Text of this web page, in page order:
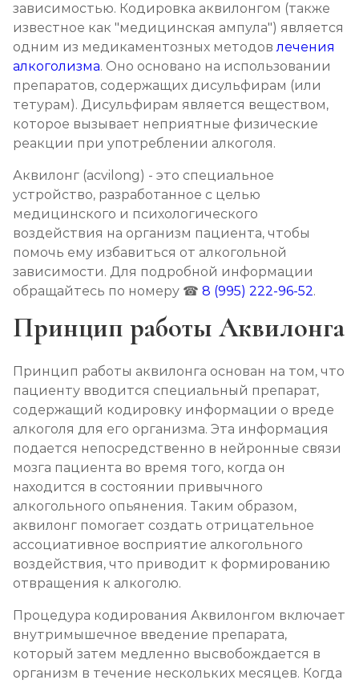
от 3 500 ₽ Записаться
Кодирование на дому
от 4 000 ₽ Записаться
Кодирование дисульфирамом
Кодирование Аквилонгом
от 4 000 ₽ Записаться
Кодирование Алгоминалом
от 3 500 ₽ Записаться
Кодирование препаратом Тетлонг 250
от 4 500 ₽ Записаться
Кодирование Колме
Записаться
Кодирование с провокацией
от 4 500 ₽ Записаться
Кодирование СИТ
от 6 000 ₽
от 8 000 ₽ Записаться
зависимостью. Кодировка аквилонгом (также
известное как "медицинская ампула") является
одним из медикаментозных методовлечения
алкоголизма. Оно основано на использовании
препаратов, содержащих дисульфирам (или
тетурам). Дисульфирам является веществом,
которое вызывает неприятные физические
реакции при употреблении алкоголя.
Аквилонг (acvilong) - это специальное
устройство, разработанное с целью
медицинского и психологического
воздействия на организм пациента, чтобы
помочь ему избавиться от алкогольной
зависимости. Для подробной информации
обращайтесь по номеру ☎ 8 (995) 222-96-52.
Принцип работы Аквилонга
Принцип работы аквилонга основан на том, что
пациенту вводится специальный препарат,
содержащий кодировку информации о вреде
алкоголя для его организма. Эта информация
подается непосредственно в нейронные связи
мозга пациента во время того, когда он
находится в состоянии привычного
алкогольного опьянения. Таким образом,
аквилонг помогает создать отрицательное
ассоциативное восприятие алкогольного
воздействия, что приводит к формированию
отвращения к алкоголю.
Процедура кодирования Аквилонгом включает
внутримышечное введение препарата,
который затем медленно высвобождается в
организм в течение нескольких месяцев. Когда